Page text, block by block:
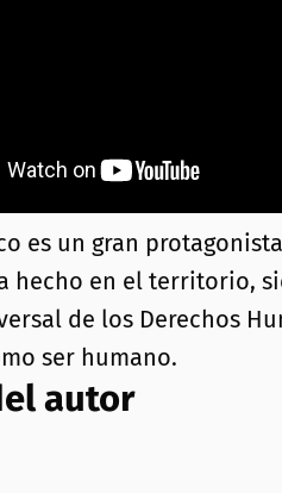
es un gran
hecho en el territorio,
de los Derechos
ser humano.
autor